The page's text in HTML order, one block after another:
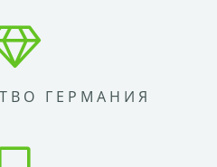
ГЕРМАНИЯ